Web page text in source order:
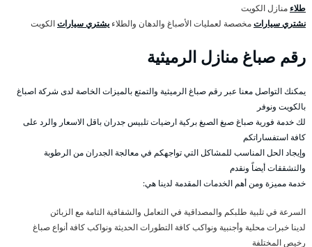
طلاء منازل الكويت
نشتري سياراتمخصصة لعمليات الأصباغ والدهان والطلاءيشتري سياراتالكويت
رقم صباغ منازل الرميثية
يمكنك التواصل معنا عبر رقم صباغ الرميثية والتمتع بالميزات الخاصة لدى شركة اصباغ
بالكويت ونوفر
لك خدمة فورية صباغ صبغ الصبغ بركية ارضيات تلبيس جدران باقل الاسعار والرد على
كافة استفساراتكم
وإيجاد الحل المناسب للمشاكل التي تواجهكم في معالجة الجدران من الرطوبة
والتشققات أيضاً ونقدم
خدمة مميزة ومن أهم الخدمات المقدمة لدينا هي:
السرعة في تلبية طلبكم والمصداقية في التعامل والشفافية التامة مع الزبائن
لدينا خبرات محلية وأجنبية ونواكب كافة التطورات الحديثة ونواكب كافة أنواع صباغ
رخيص المختلفة